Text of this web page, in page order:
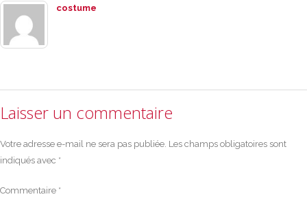
costume
Laisser un commentaire
Votre adresse e-mail ne sera pas publiée. Les champs obligatoires sont
indiqués avec *
Commentaire *